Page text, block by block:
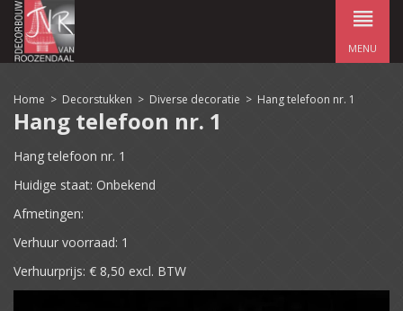
MENU
Home > Decorstukken > Diverse decoratie > Hang telefoon nr. 1
Hang telefoon nr. 1
Hang telefoon nr. 1
Huidige staat: Onbekend
Afmetingen:
Verhuur voorraad: 1
Verhuurprijs: € 8,50 excl. BTW